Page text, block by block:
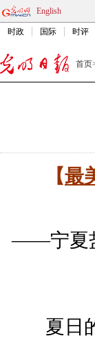
English
时政 国际 时评
首页
【最
——宁夏
夏日的